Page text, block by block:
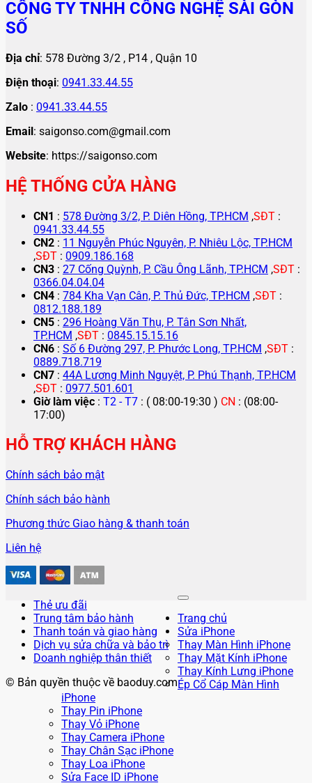
CÔNG TY TNHH CÔNG NGHỆ SÀI GÒN
SỐ
Địa chỉ: 578 Đường 3/2 , P14 , Quận 10
Điện thoại: 0941.33.44.55
Zalo : 0941.33.44.55
Email: saigonso.com@gmail.com
Website: https://saigonso.com
HỆ THỐNG CỬA HÀNG
CN1 : 578 Đường 3/2, P. Diên Hồng, TP.HCM ,SĐT :
0941.33.44.55
CN2 : 11 Nguyễn Phúc Nguyên, P. Nhiêu Lộc, TP.HCM
,SĐT : 0909.186.168
CN3 : 27 Cống Quỳnh, P. Cầu Ông Lãnh, TP.HCM ,SĐT :
0366.04.04.04
CN4 : 784 Kha Vạn Cân, P. Thủ Đức, TP.HCM ,SĐT :
0812.188.189
CN5 : 296 Hoàng Văn Thụ, P. Tân Sơn Nhất,
TP.HCM ,SĐT : 0845.15.15.16
CN6 : Số 6 Đường 297, P. Phước Long, TP.HCM ,SĐT :
0889.718.719
CN7 : 44A Lương Minh Nguyệt, P. Phú Thạnh, TP.HCM
,SĐT : 0977.501.601
Giờ làm việc : T2 - T7 : ( 08:00-19:30 ) CN : (08:00-
17:00)
HỖ TRỢ KHÁCH HÀNG
Chính sách bảo mật
Chính sách bảo hành
Phương thức Giao hàng & thanh toán
Liên hệ
Thẻ ưu đãi
Trung tâm bảo hành
Thanh toán và giao hàng
Dịch vụ sửa chữa và bảo trì
Doanh nghiệp thân thiết
© Bản quyền thuộc về baoduy.com
Trang chủ
Sửa iPhone
Thay Màn Hình iPhone
Thay Mặt Kính iPhone
Thay Kính Lưng iPhone
Ép Cổ Cáp Màn Hình
iPhone
Thay Pin iPhone
Thay Vỏ iPhone
Thay Camera iPhone
Thay Chân Sạc iPhone
Thay Loa iPhone
Sửa Face ID iPhone